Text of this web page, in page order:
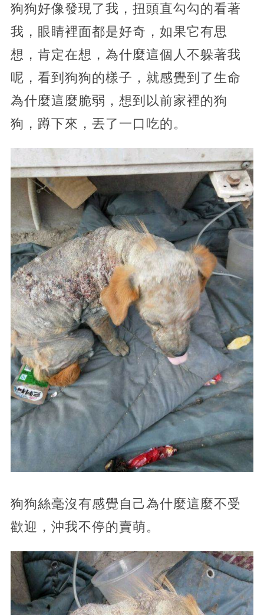
狗狗好像發現了我，扭頭直勾勾的看著
我，眼睛裡面都是好奇，如果它有思
想，肯定在想，為什麼這個人不躲著我
呢，看到狗狗的樣子，就感覺到了生命
為什麼這麼脆弱，想到以前家裡的狗
狗，蹲下來，丟了一口吃的。
狗狗絲毫沒有感覺自己為什麼這麼不受
歡迎，沖我不停的賣萌。